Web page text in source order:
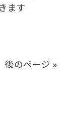
ます
後のページ »